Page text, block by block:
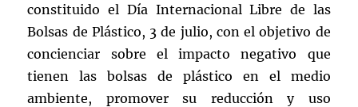
constituido el Día Internacional Libre de las
Bolsas de Plástico, 3 de julio, con el objetivo de
concienciar sobre el impacto negativo que
tienen las bolsas de plástico en el medio
ambiente, promover su reducción y uso